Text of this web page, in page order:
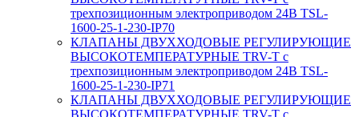
трехпозиционным электроприводом 24В TSL-
1600-25-1-230-IP70
КЛАПАНЫ ДВУХХОДОВЫЕ РЕГУЛИРУЮЩИЕ
ВЫСОКОТЕМПЕРАТУРНЫЕ TRV-T с
трехпозиционным электроприводом 24В TSL-
1600-25-1-230-IP71
КЛАПАНЫ ДВУХХОДОВЫЕ РЕГУЛИРУЮЩИЕ
ВЫСОКОТЕМПЕРАТУРНЫЕ TRV-T с